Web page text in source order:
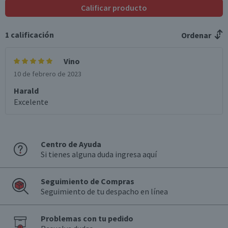
Formato
Chile
Sabor
Taninos aterciopelados de buena intensidad con un final
Expresión pura de fruta fresca, ciruela combinada con
especias y un final a tabaco
12.0°
Nota
de 18 años.
Calificar producto
1 calificación Ordenar
Vino
10 de febrero de 2023
Harald
Excelente
Centro de Ayuda
Si tienes alguna duda ingresa aquí
Seguimiento de Compras
Seguimiento de tu despacho en línea
Problemas con tu pedido